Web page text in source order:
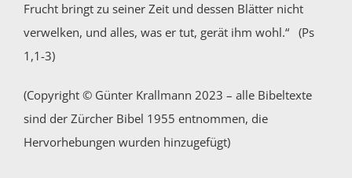
Frucht bringt zu seiner Zeit und dessen Blätter nicht
verwelken, und alles, was er tut, gerät ihm wohl.“ (Ps
1,1-3)
(Copyright © Günter Krallmann 2023 – alle Bibeltexte
sind der Zürcher Bibel 1955 entnommen, die
Hervorhebungen wurden hinzugefügt)